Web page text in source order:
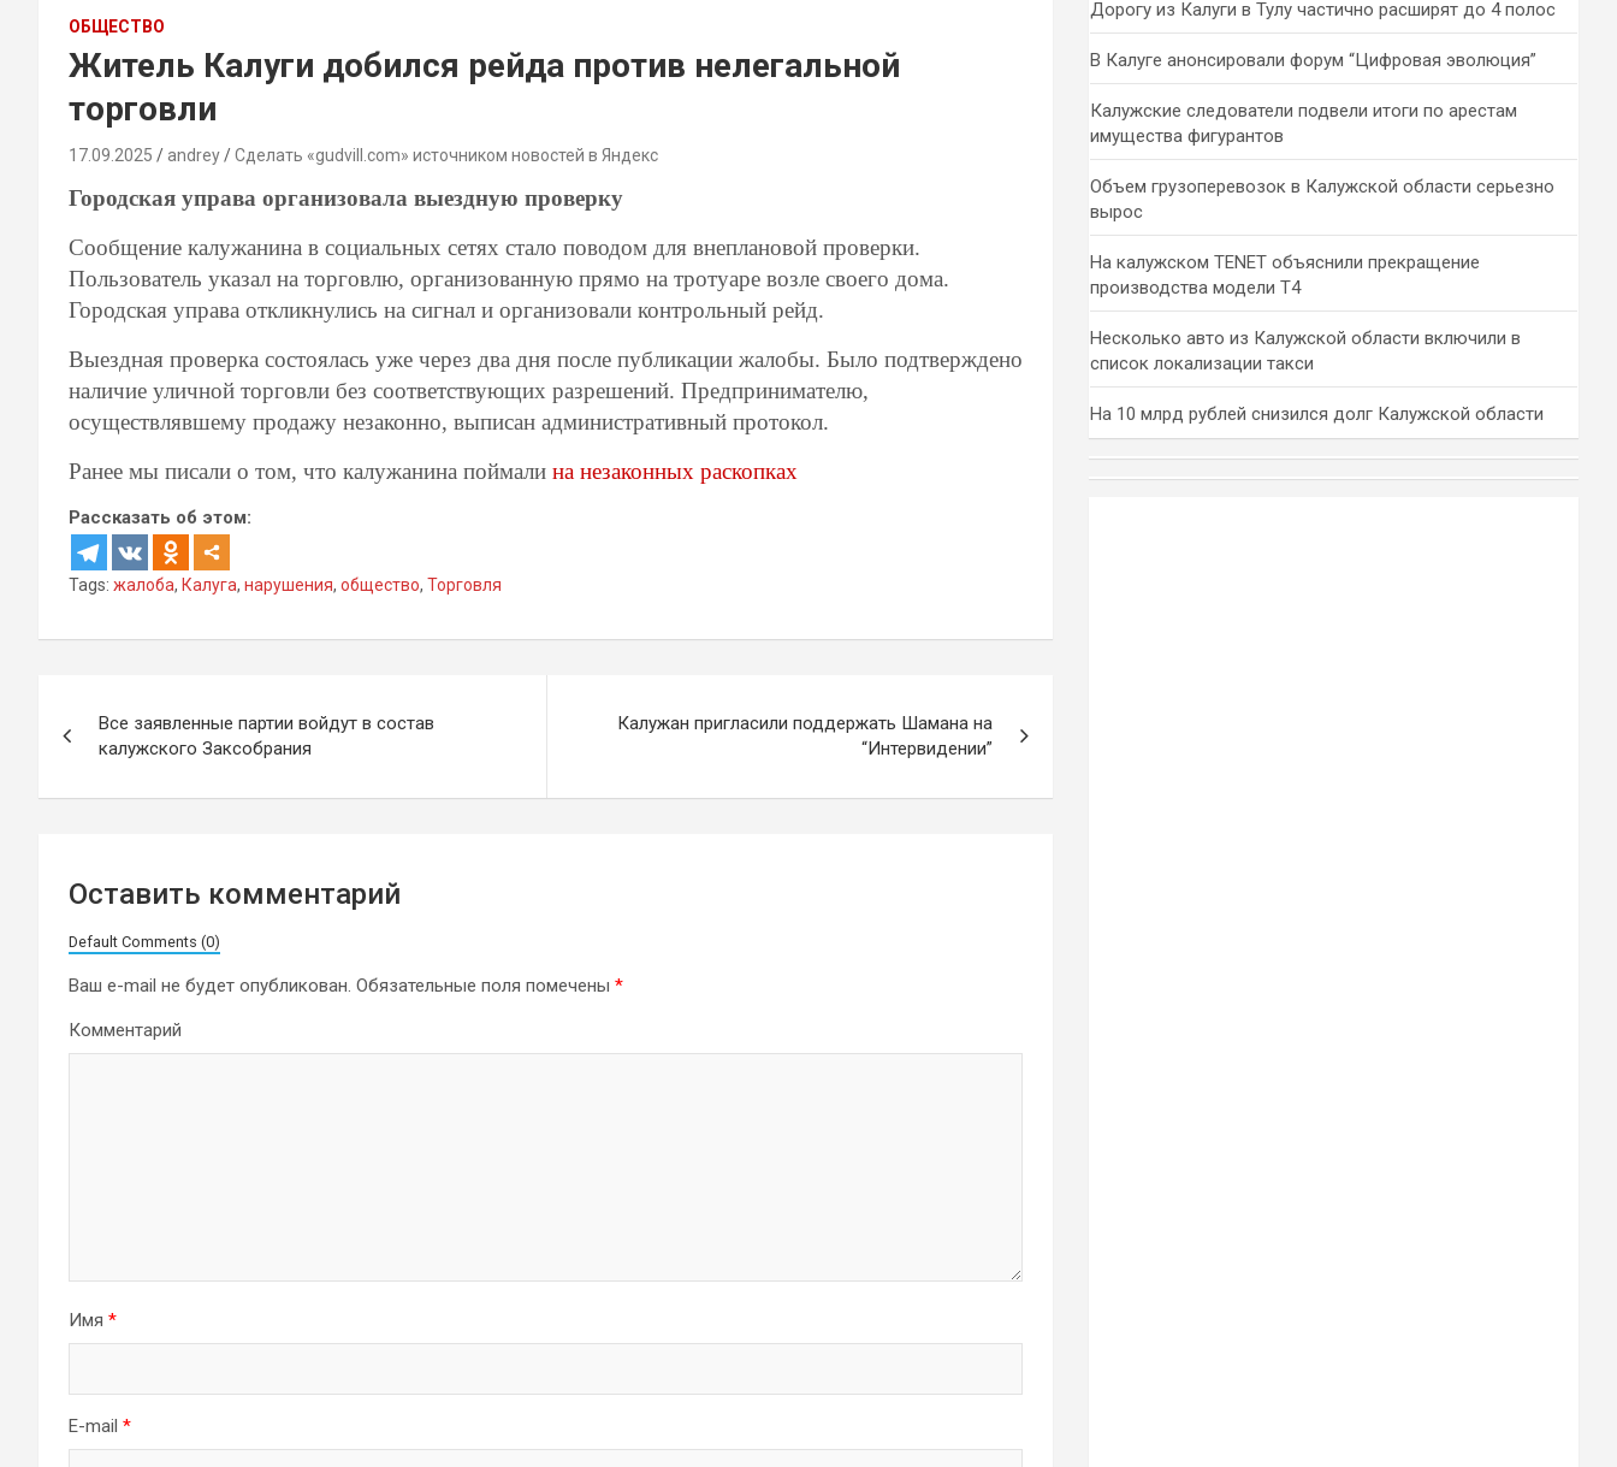
ОБЩЕСТВО
Житель Калуги добился рейда против нелегальной
торговли
17.09.2025 andrey Сделать «gudvill.com» источником новостей в Яндекс
Городская управа организовала выездную проверку
Сообщение калужанина в социальных сетях стало поводом для внеплановой проверки.
Пользователь указал на торговлю, организованную прямо на тротуаре возле своего дома.
Городская управа откликнулись на сигнал и организовали контрольный рейд.
Выездная проверка состоялась уже через два дня после публикации жалобы. Было подтверждено
наличие уличной торговли без соответствующих разрешений. Предпринимателю,
осуществлявшему продажу незаконно, выписан административный протокол.
Ранее мы писали о том, что калужанина поймали на незаконных раскопках
Рассказать об этом:
Tags: жалоба, Калуга, нарушения, общество, Торговля
по
записям
Все заявленные партии войдут в состав
калужского Заксобрания
Калужан пригласили поддержать Шамана на
“Интервидении”
Оставить комментарий
Default Comments (0)
Ваш e-mail не будет опубликован. Обязательные поля помечены *
Комментарий
Имя *
E-mail *
Дорогу из Калуги в Тулу частично расширят до 4 полос
В Калуге анонсировали форум “Цифровая эволюция”
Калужские следователи подвели итоги по арестам
имущества фигурантов
Объем грузоперевозок в Калужской области серьезно
вырос
На калужском TENET объяснили прекращение
производства модели T4
Несколько авто из Калужской области включили в
список локализации такси
На 10 млрд рублей снизился долг Калужской области